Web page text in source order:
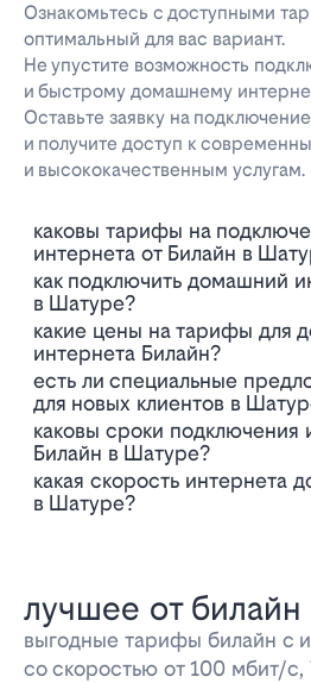
Ознакомьтесь с доступными
оптимальный для вас вариант.
Не упустите возможность
и быстрому домашнему
Оставьте заявку на
и получите доступ к
и высококачественным услугам.
Каковы тарифы на подключение домашнего
интернета от Билайн в
Как подключить домашний интернет Билайн
в Шатуре?
Какие цены на тарифы для домашнего
интернета Билайн?
Есть ли специальные предложения или акции
для новых клиентов в
Каковы сроки подключения интернета
Билайн в Шатуре?
Какая скорость интернета доступна у Билайн
в Шатуре?
лучшее от билайн
выгодные тарифы билайн с
со скоростью от 100 мбит/